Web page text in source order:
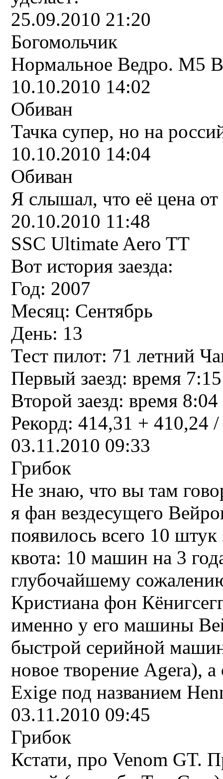
25.09.2010 21:20
Богомольчик
Нормальное Ведро. М5
10.10.2010 14:02
Обиван
Тачка супер, но на
10.10.2010 14:04
Обиван
Я слышал, что её цена
20.10.2010 11:48
SSC Ultimate Aero TT
Вот история заезда:
Год: 2007
Месяц: Сентябрь
День: 13
Тест пилот: 71 летний
Первый заезд: время
Второй заезд: время
Рекорд: 414,31 + 410,24
03.11.2010 09:33
Грибок
Не знаю, что вы там
я фан вездесущего
появилось всего 10 штук
квота: 10 машин на 3
глубочайшему
Кристиана фон
именно у его машины
быстрой серийной
новое творение Agera), а
Exige под названием
03.11.2010 09:45
Грибок
Кстати, про Venom GT.